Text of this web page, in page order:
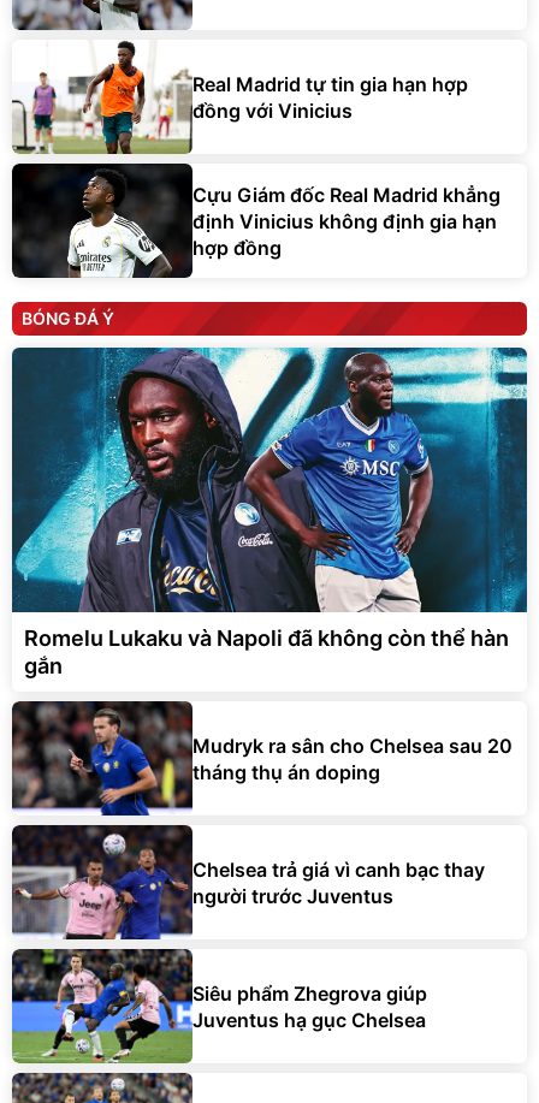
Real Madrid tự tin gia hạn hợp
đồng với Vinicius
Cựu Giám đốc Real Madrid khẳng
định Vinicius không định gia hạn
hợp đồng
BÓNG ĐÁ Ý
Romelu Lukaku và Napoli đã không còn thể hàn
gắn
Mudryk ra sân cho Chelsea sau 20
tháng thụ án doping
Chelsea trả giá vì canh bạc thay
người trước Juventus
Siêu phẩm Zhegrova giúp
Juventus hạ gục Chelsea